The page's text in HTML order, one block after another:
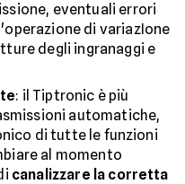
eventuali errori
di variazIone
degli ingranaggi e
: il Tiptronic è più
automatiche,
di tutte le funzioni
al momento
canalizzare la corretta